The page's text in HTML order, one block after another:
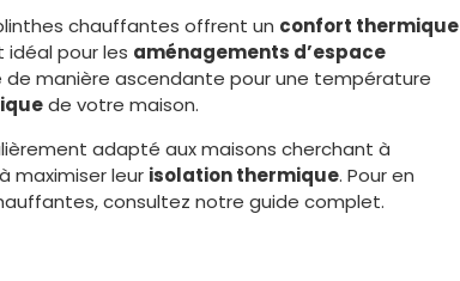
chauffantes offrent un confort thermique
idéal pour les aménagements d’espace
manière ascendante pour une température
de votre maison.
adapté aux maisons cherchant à
maximiser leur isolation thermique. Pour en
consultez notre guide complet.